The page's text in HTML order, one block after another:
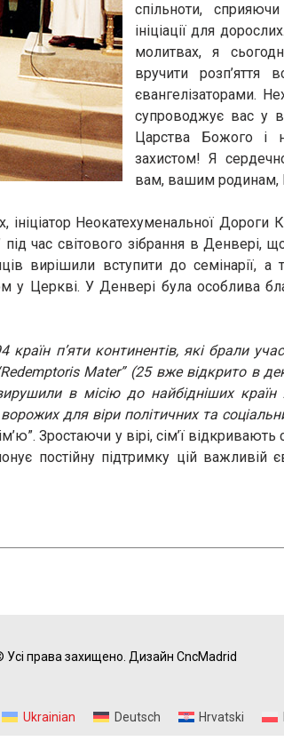
спільноти,
ініціації для
молитвах, я
вручити розп’яття
євангелізаторами.
супроводжує вас у
Царства Божого і
захистом! Я
вам, вашим родинам,
ініціатор Неокатехуменальної
час світового зібрання в Денвері,
вирішили вступити до семінарії,
у Церкві. У Денвері була особлива
п’яти континентів, які брали
Mater” (25 вже відкрито в
в місію до найбідніших країн
для віри політичних та
Зростаючи у вірі, сім’ї
постійну підтримку цій важливій
права захищено. Дизайн CncMadrid
Ukrainian Deutsch Hrvatski